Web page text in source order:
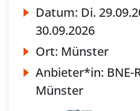
Datum: Di.
30.09.2026
Ort: Münster
Anbieter*in:
Münster